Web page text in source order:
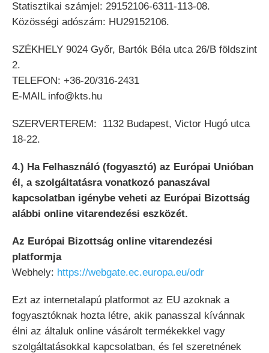
Statisztikai számjel: 29152106-6311-113-08.
Közösségi adószám: HU29152106.
SZÉKHELY 9024 Győr, Bartók Béla utca 26/B földszint
2.
TELEFON: +36-20/316-2431
E-MAIL info@kts.hu
SZERVERTEREM: 1132 Budapest, Victor Hugó utca
18-22.
4.) Ha Felhasználó (fogyasztó) az Európai Unióban
él, a szolgáltatásra vonatkozó panaszával
kapcsolatban igénybe veheti az Európai Bizottság
alábbi online vitarendezési eszközét.
Az Európai Bizottság online vitarendezési
platformja
Webhely: https://webgate.ec.europa.eu/odr
Ezt az internetalapú platformot az EU azoknak a
fogyasztóknak hozta létre, akik panasszal kívánnak
élni az általuk online vásárolt termékekkel vagy
szolgáltatásokkal kapcsolatban, és fel szeretnének